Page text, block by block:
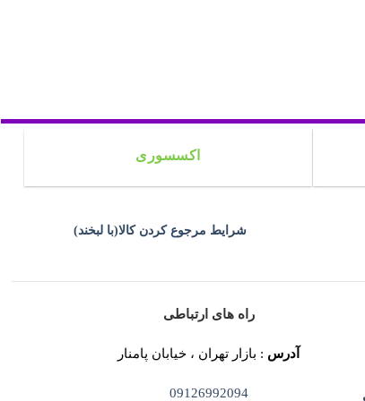
اکسسوری
شرایط مرجوع کردن کالا(با لبخند)
راه های ارتباطی
آدرس : بازار تهران ، خیابان پامنار
09126992094